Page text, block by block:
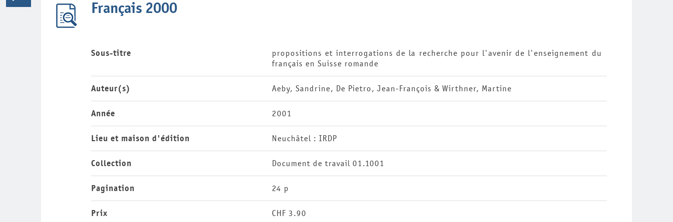
Français 2000
Sous-titre
propositions et interrogations de la recherche pour l'avenir de l'enseignement du
français en Suisse romande
Auteur(s) Aeby, Sandrine, De Pietro, Jean-François & Wirthner, Martine
Année 2001
Lieu et maison d'édition Neuchâtel : IRDP
Collection Document de travail 01.1001
Pagination 24 p
Prix CHF 3.90